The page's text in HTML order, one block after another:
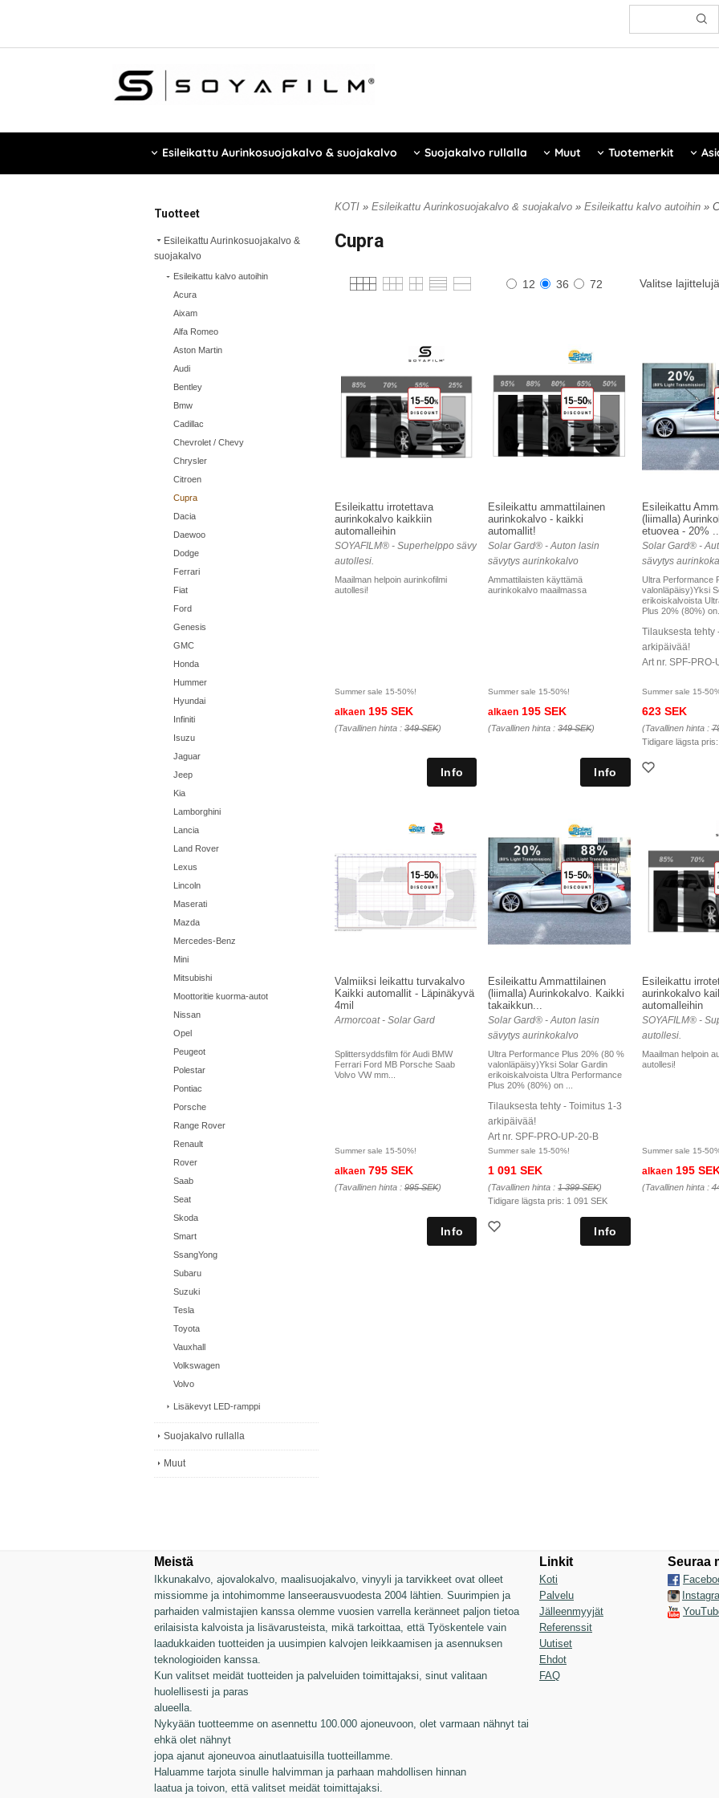
Esileikattu Aurinkosuojakalvo & suojakalvo Suojakalvo rullalla Muut Tuotemerkit
Tuotteet
Esileikattu Aurinkosuojakalvo &
suojakalvo
Esileikattu kalvo autoihin
Acura
Aixam
Alfa Romeo
Aston Martin
Audi
Bentley
Bmw
Cadillac
Chevrolet / Chevy
Chrysler
Citroen
Cupra
Dacia
Daewoo
Dodge
Ferrari
Fiat
Ford
Genesis
GMC
Honda
Hummer
Hyundai
Infiniti
Isuzu
Jaguar
Jeep
Kia
Lamborghini
Lancia
Land Rover
Lexus
Lincoln
Maserati
Mazda
Mercedes-Benz
Mini
Mitsubishi
Moottoritie kuorma-autot
Nissan
Opel
Peugeot
Polestar
Pontiac
Porsche
Range Rover
Renault
Rover
Saab
Seat
Skoda
Smart
SsangYong
Subaru
Suzuki
Tesla
Toyota
Vauxhall
Volkswagen
Volvo
Lisäkevyt LED-ramppi
Suojakalvo rullalla
Muut
KOTI » Esileikattu Aurinkosuojakalvo & suojakalvo » Esileikattu kalvo autoihin »
Cupra
12 36 72 Valitse
Esileikattu irrotettava
aurinkokalvo kaikkiin
automalleihin
SOYAFILM® - Superhelppo sävy
autollesi.
Maailman helpoin aurinkofilmi
autollesi!
Summer sale 15-50%!
alkaen 195 SEK
(Tavallinen hinta : 349 SEK)
Esileikattu ammattilainen
aurinkokalvo - kaikki
automallit!
Solar Gard® - Auton lasin
sävytys aurinkokalvo
Ammattilaisten käyttämä
aurinkokalvo maailmassa
Summer sale 15-50%!
alkaen 195 SEK
(Tavallinen hinta :349 SEK)
Esileikattu
(liimalla)
etuovea - 20%
Solar Gard® -
sävytys
Ultra Performance
valonläpäisy)Yksi
erikoiskalvoista
Plus 20% (80%) on...
Tilauksesta tehty
arkipäivää!
Art nr. SPF-PRO-
Summer sale 15-
623 SEK
(Tavallinen hinta :
Tidigare lägsta pris:
Valmiiksi leikattu turvakalvo
Kaikki automallit - Läpinäkyvä
4mil
Armorcoat - Solar Gard
Splittersyddsfilm för Audi BMW
Ferrari Ford MB Porsche Saab
Volvo VW mm...
Summer sale 15-50%!
alkaen 795 SEK
(Tavallinen hinta : 995 SEK)
Esileikattu Ammattilainen
(liimalla) Aurinkokalvo. Kaikki
takaikkun...
Solar Gard® - Auton lasin
sävytys aurinkokalvo
Ultra Performance Plus 20% (80 %
valonläpäisy)Yksi Solar Gardin
erikoiskalvoista Ultra Performance
Plus 20% (80%) on ...
Tilauksesta tehty - Toimitus 1-3
arkipäivää!
Art nr. SPF-PRO-UP-20-B
Summer sale 15-50%!
1 091 SEK
(Tavallinen hinta :1 399 SEK)
Tidigare lägsta pris: 1 091 SEK
Esileikattu
aurinkokalvo
automalleihin
SOYAFILM® -
autollesi.
Maailman helpoin
autollesi!
Summer sale 15-
alkaen195
(Tavallinen hinta :
Meistä
Ikkunakalvo, ajovalokalvo, maalisuojakalvo, vinyyli ja tarvikkeet ovat olleet
missiomme ja intohimomme lanseerausvuodesta 2004 lähtien. Suurimpien ja
parhaiden valmistajien kanssa olemme vuosien varrella keränneet paljon tietoa
erilaisista kalvoista ja lisävarusteista, mikä tarkoittaa, että Työskentele vain
laadukkaiden tuotteiden ja uusimpien kalvojen leikkaamisen ja asennuksen
teknologioiden kanssa.
Kun valitset meidät tuotteiden ja palveluiden toimittajaksi, sinut valitaan
huolellisesti ja paras
alueella.
Nykyään tuotteemme on asennettu 100.000 ajoneuvoon, olet varmaan nähnyt tai
ehkä olet nähnyt
jopa ajanut ajoneuvoa ainutlaatuisilla tuotteillamme.
Haluamme tarjota sinulle halvimman ja parhaan mahdollisen hinnan
laatua ja toivon, että valitset meidät toimittajaksi.
Linkit
Koti
Palvelu
Jälleenmyyjät
Referenssit
Uutiset
Ehdot
FAQ
Seuraa